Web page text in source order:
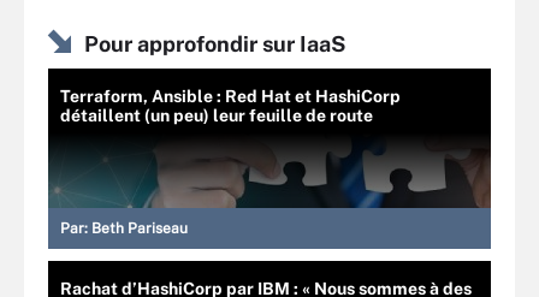
Pour approfondir sur IaaS
Terraform, Ansible : Red Hat et HashiCorp
détaillent (un peu) leur feuille de route
Par: Beth Pariseau
Rachat d’HashiCorp par IBM : « Nous sommes à des